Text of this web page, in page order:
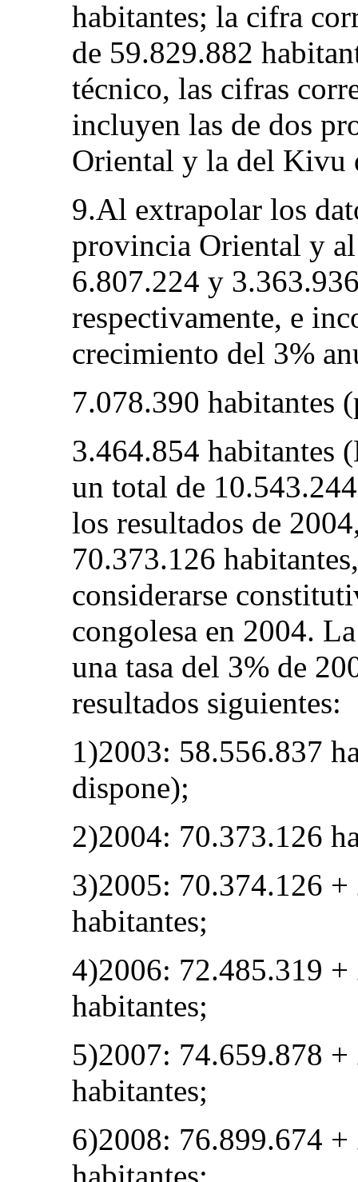
habitantes; la cifra
de 59.829.882
técnico, las cifras
incluyen las de dos
Oriental y la del Kivu
9.Al extrapolar los
provincia Oriental y
6.807.224 y
respectivamente, e
crecimiento del 3%
7.078.390 habitantes
3.464.854 habitantes
un total de
los resultados de
70.373.126
considerarse
congolesa en 2004.
una tasa del 3% de
resultados siguientes:
1)2003: 58.556.837
dispone);
2)2004: 70.373.126
3)2005: 70.374.126
habitantes;
4)2006: 72.485.319
habitantes;
5)2007: 74.659.878
habitantes;
6)2008: 76.899.674